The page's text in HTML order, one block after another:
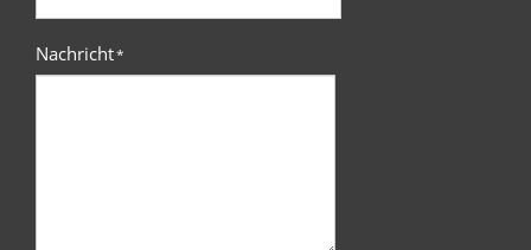
Nachricht*